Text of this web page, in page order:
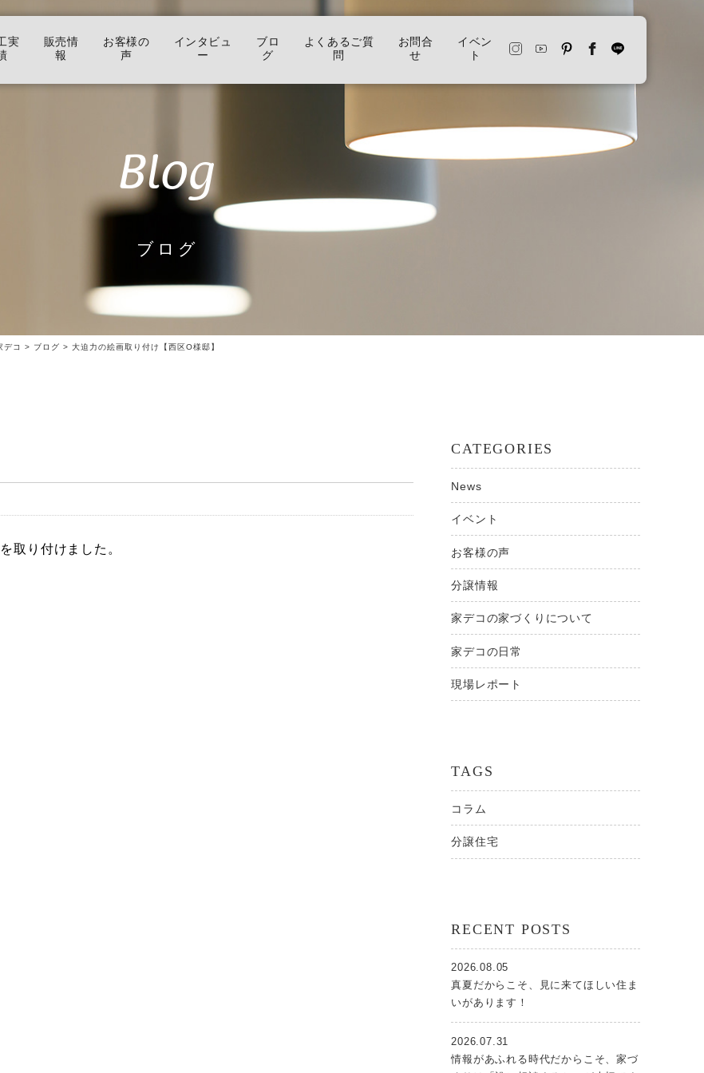
実
販売情
報
お客様の
声
インタビュ
ー
ブロ
グ
よくあるご質
問
お問合
せ
イベン
ト
Blog
ブログ
デコ > ブログ > 大迫力の絵画取り付け【西区O様邸】
取り付けました。
CATEGORIES
News
イベント
お客様の声
分譲情報
家デコの家づくりについて
家デコの日常
現場レポート
TAGS
コラム
分譲住宅
RECENT POSTS
2026.08.05
真夏だからこそ、見に来てほしい住ま
いがあります！
2026.07.31
情報があふれる時代だからこそ、家づ